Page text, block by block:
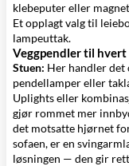
klebeputer eller
Et opplagt valg til
lampeuttak.
Veggpendler til hvert
Stuen: Her handler det
pendellampereller
Uplights eller
gjør rommet mer
det motsatte hjørnet
sofaen, er en
løsningen — den gir